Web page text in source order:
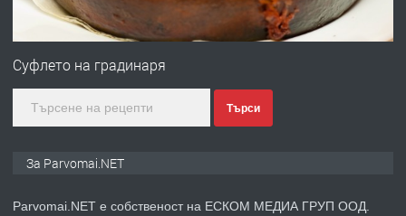
ПРЕДЛАГА
Първи поход "По стъпките на Ангел
Суфлето на градинаря
Търси
За Parvomai.NET
Parvomai.NET е собственост на ЕСКОМ МЕДИА ГРУП ООД.